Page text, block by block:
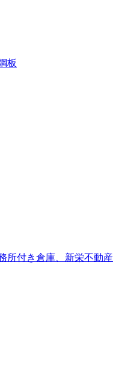
板
所付き倉庫、新栄不動産